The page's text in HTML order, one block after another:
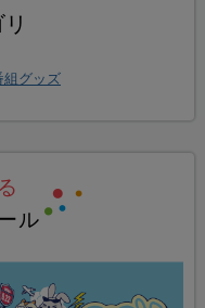
組グッズ
ル